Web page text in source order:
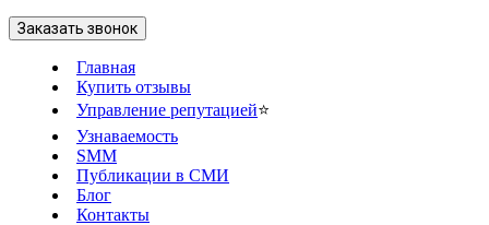
Заказать звонок
Главная
Купить отзывы
Управление репутацией⭐
Узнаваемость
SMM
Публикации в СМИ
Блог
Контакты